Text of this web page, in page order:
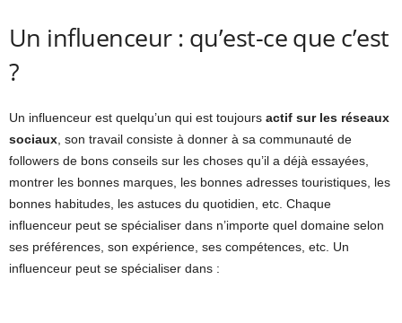
Un influenceur : qu’est-ce que c’est
?
Un influenceur est quelqu’un qui est toujours actif sur les réseaux
sociaux , son travail consiste à donner à sa communauté de
followers de bons conseils sur les choses qu’il a déjà essayées,
montrer les bonnes marques, les bonnes adresses touristiques, les
bonnes habitudes, les astuces du quotidien, etc. Chaque
influenceur peut se spécialiser dans n’importe quel domaine selon
ses préférences, son expérience, ses compétences, etc. Un
influenceur peut se spécialiser dans :